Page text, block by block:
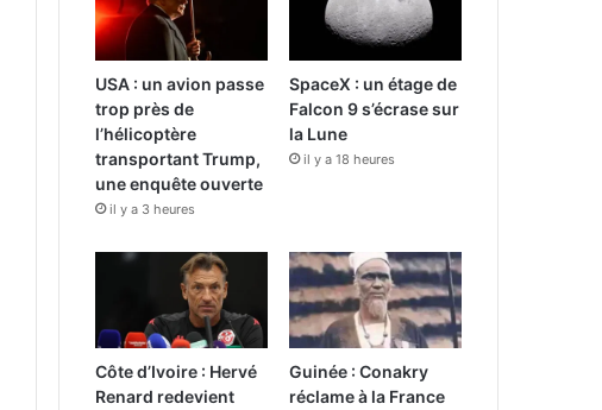
USA : un avion passe
trop près de
l’hélicoptère
transportant Trump,
une enquête ouverte
il y a 3 heures
SpaceX : un étage de
Falcon 9 s’écrase sur
la Lune
il y a 18 heures
Côte d’Ivoire : Hervé
Renard redevient
Guinée : Conakry
réclame à la France